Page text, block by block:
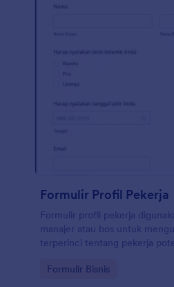
tata letak, dan menambahkan
Formulir Profil Pekerja
Formulir profil pekerja
manajer atau bos untuk
terperinci tentang pekerja
Go to Category:
Formulir Bisnis